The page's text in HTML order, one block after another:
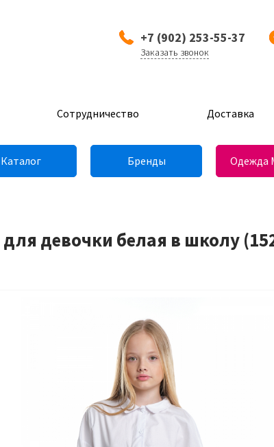
+7 (902) 253-55-37
Заказать звонок
Сотрудничество Доставка
Каталог Бренды Одежда
девочки белая в школу